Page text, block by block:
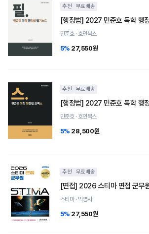
추천 무료배송
[행정법] 2027 민준호 독학 행
민준호 · 호인북스
5% 27,550원
추천 무료배송
[행정법] 2027 민준호 독학 행
민준호 · 호인북스
5% 28,500원
추천 무료배송
[면접] 2026 스티마 면접 군무
스티마 · 박영사
5% 27,550원